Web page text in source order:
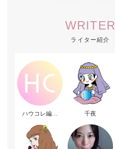
WRITER
ライター紹介
ハウコレ編集
千夜